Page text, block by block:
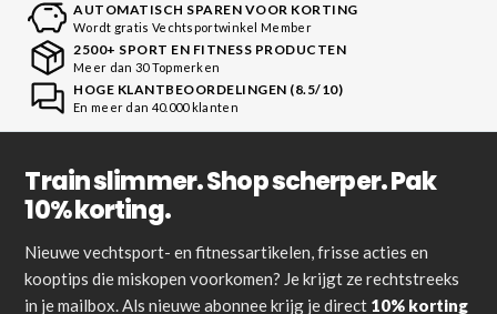
AUTOMATISCH SPAREN VOOR KORTING
Wordt gratis Vechtsportwinkel Member
2500+ SPORT EN FITNESS PRODUCTEN
Meer dan 30 Topmerken
HOGE KLANTBEOORDELINGEN (8.5/10)
En meer dan 40.000 klanten
Train slimmer. Shop scherper. Pak
10% korting.
Nieuwe vechtsport- en fitnessartikelen, frisse acties en
kooptips die miskopen voorkomen? Je krijgt ze rechtstreeks
in je mailbox. Als nieuwe abonnee krijg je direct 10% korting